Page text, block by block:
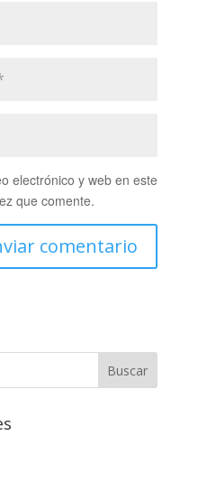
electrónico y web en este
que comente.